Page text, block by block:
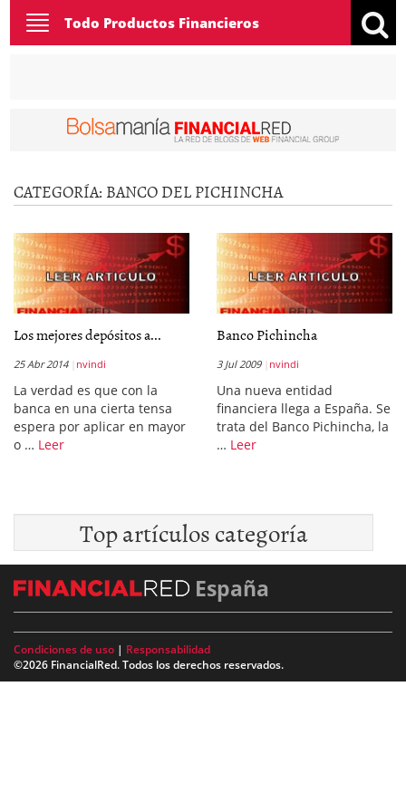
Toggle
navigation
Todo Productos Financieros
CATEGORÍA: BANCO DEL PICHINCHA
Los mejores depósitos a...
25 Abr 2014 nvindi
La verdad es que con la
banca en una cierta tensa
espera por aplicar en mayor
o … Leer
Banco Pichincha
3 Jul 2009 nvindi
Una nueva entidad
financiera llega a España. Se
trata del Banco Pichincha, la
… Leer
Top artículos categoría
España
Condiciones de uso | Responsabilidad
©2026 FinancialRed. Todos los derechos reservados.